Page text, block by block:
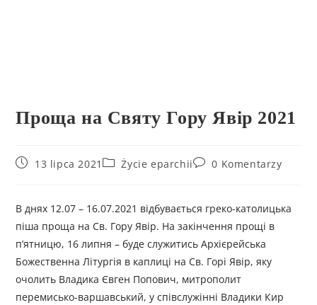
Проща на Святу Гору Явір 2021
13 lipca 2021 Życie eparchii 0 Komentarzy
В днях 12.07 – 16.07.2021 відбувається греко-католицька
піша проща на Св. Гору Явір. На закінчення прощі в
п’ятницю, 16 липня – буде служитись Архієрейська
Божественна Літургія в каплиці на Св. Горі Явір, яку
очолить Владика Євген Попович, митрополит
перемисько-варшавський, у співслужінні Владики Кир